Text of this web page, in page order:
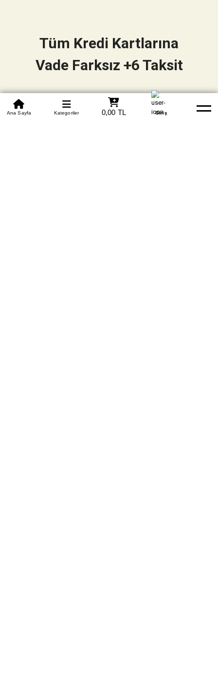
0850 305 09 70
Beden Tablosu Banka Hesapları Whatsapp Yardım
Ana Sayfa Kategoriler 0,00 TL Giriş
Tüm Kredi Kartlarına
Vade Farksız +6 Taksit